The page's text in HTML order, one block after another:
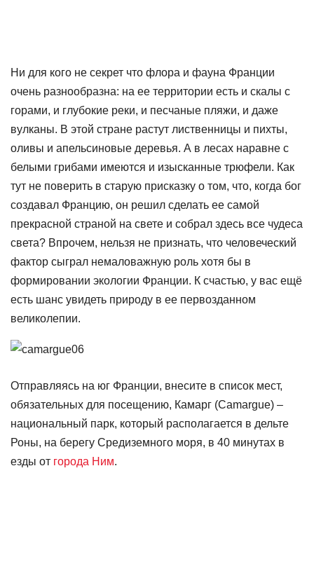
Ни для кого не секрет что флора и фауна Франции
очень разнообразна: на ее территории есть и скалы с
горами, и глубокие реки, и песчаные пляжи, и даже
вулканы. В этой стране растут лиственницы и пихты,
оливы и апельсиновые деревья. А в лесах наравне с
белыми грибами имеются и изысканные трюфели. Как
тут не поверить в старую присказку о том, что, когда бог
создавал Францию, он решил сделать ее самой
прекрасной страной на свете и собрал здесь все чудеса
света? Впрочем, нельзя не признать, что человеческий
фактор сыграл немаловажную роль хотя бы в
формировании экологии Франции. К счастью, у вас ещё
есть шанс увидеть природу в ее первозданном
великолепии.
Отправляясь на юг Франции, внесите в список мест,
обязательных для посещению, Камарг (Camargue) –
национальный парк, который располагается в дельте
Роны, на берегу Средиземного моря, в 40 минутах в
езды от города Ним.